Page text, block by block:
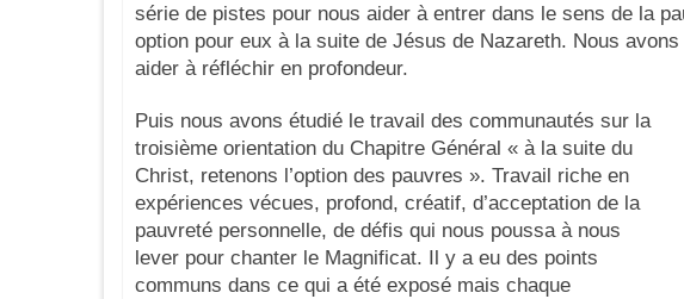
série de pistes pour nous aider à entrer dans le sens de la
option pour eux à la suite de Jésus de Nazareth. Nous
aider à réfléchir en profondeur.
Puis nous avons étudié le travail des communautés sur la
troisième orientation du Chapitre Général « à la suite du
Christ, retenons l’option des pauvres ». Travail riche en
expériences vécues, profond, créatif, d’acceptation de la
pauvreté personnelle, de défis qui nous poussa à nous
lever pour chanter le Magnificat. Il y a eu des points
communs dans ce qui a été exposé mais chaque